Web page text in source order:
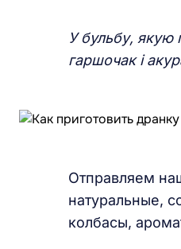
У бульбу, якую
гаршочак і
Отправляем
натуральные,
колбасы,